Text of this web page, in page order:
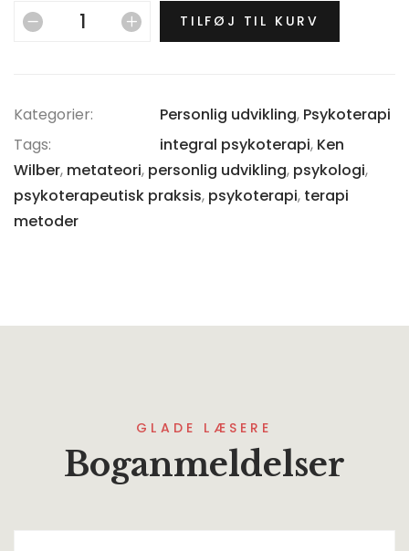
TILFØJ TIL KURV
Kategorier: Personlig udvikling, Psykoterapi
Tags:
integral psykoterapi, Ken
Wilber, metateori, personlig udvikling, psykologi,
psykoterapeutisk praksis, psykoterapi, terapi
metoder
GLADE LÆSERE
Boganmeldelser